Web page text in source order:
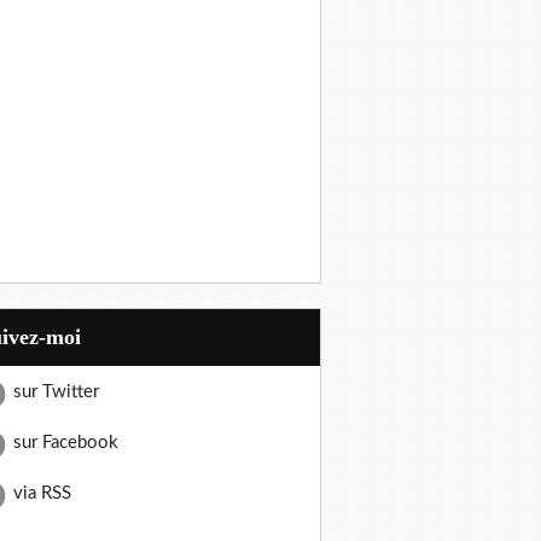
moi
sur Twitter
sur Facebook
via RSS